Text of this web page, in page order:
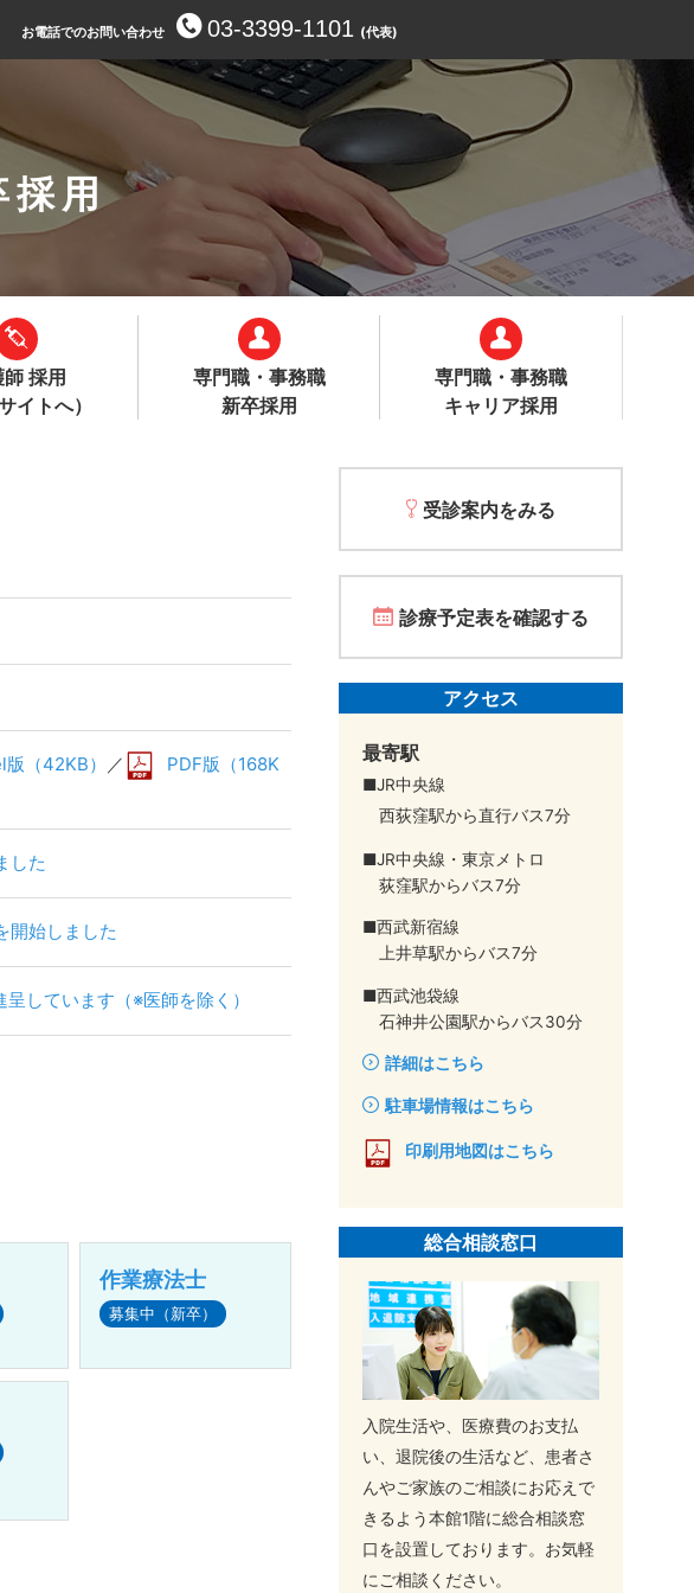
お電話でのお問い合わせ 03-3399-1101 (代表)
採用
採用
イトへ）
専門職・事務職
新卒採用
専門職・事務職
キャリア採用
版（42KB） ／
PDF版（168K
した
開始しました
しています（※医師を除く）
作業療法士
募集中（新卒）
受診案内をみる
診療予定表を確認する
アクセス
最寄駅
■JR中央線
西荻窪駅から直行バス7分
■JR中央線・東京メトロ
荻窪駅からバス7分
■西武新宿線
上井草駅からバス7分
■西武池袋線
石神井公園駅からバス30分
詳細はこちら
駐車場情報はこちら
印刷用地図はこちら
総合相談窓口
入院生活や、医療費のお支払
い、退院後の生活など、患者さ
んやご家族のご相談にお応えで
きるよう本館1階に総合相談窓
口を設置しております。お気軽
にご相談ください。